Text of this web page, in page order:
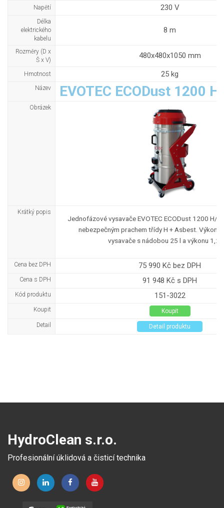
Napětí 230 V
Délka
elektrického
kabelu
8 m
Rozměry (D x
Š x V)
480x480x1050 mm
Hmotnost 25 kg
Název EVOTEC ECODust 1200
Obrázek
Krátký popis
Jednofázové vysavače EVOTEC ECODust 1200 H/
nebezpečným prachem třídy H + Asbest.
vysavače s nádobou 25 l a výkonu 1,2
Cena bez DPH 75 990 Kč bez DPH
Cena s DPH 91 948 Kč s DPH
Kód produktu 151-3022
Koupit
Koupit
Detail
Detail produktu
HydroClean s.r.o.
Profesionální úklidová a čisticí technika